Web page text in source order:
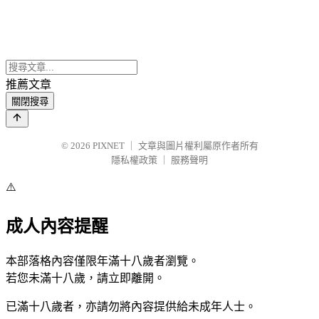
推薦文章
關閉搜尋
© 2026 PIXNET
文章與圖片權利屬原作者所有
隱私權政策
服務聲明
⚠️
成人內容提醒
本部落格內容僅限年滿十八歲者瀏覽。
若您未滿十八歲，請立即離開。
已滿十八歲者，亦請勿將內容提供給未成年人士。